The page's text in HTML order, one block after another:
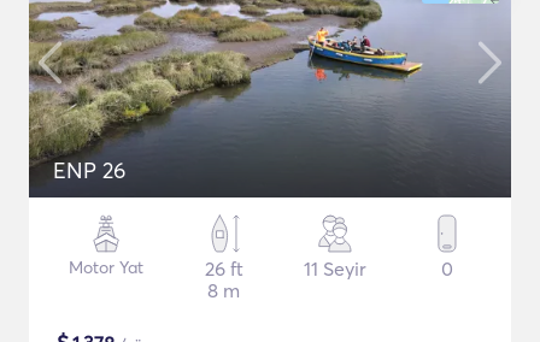
ENP 26
Motor Yat
26 ft
8 m
11 Seyir 0